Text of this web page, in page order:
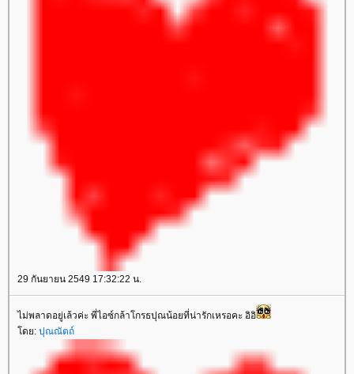
29 กันยายน 2549 17:32:22 น.
ไม่พลาดอยู่เล้วค่ะ พี่ไอซ์กล้าโกรธปุณน้อยที่น่ารักเหรอคะ อิอิ
ดย: ปุณณัตถ์